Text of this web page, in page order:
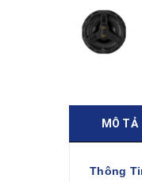
MÔ TẢ
Thông